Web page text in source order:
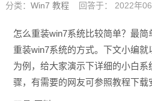
分类： Win7 教程 回答于： 2022年
怎么重装win7系统比较简单？最
重装win7系统的方式。下文小编
为例，给大家演示下详细的小白系
骤，有需要的网友可参照教程下载